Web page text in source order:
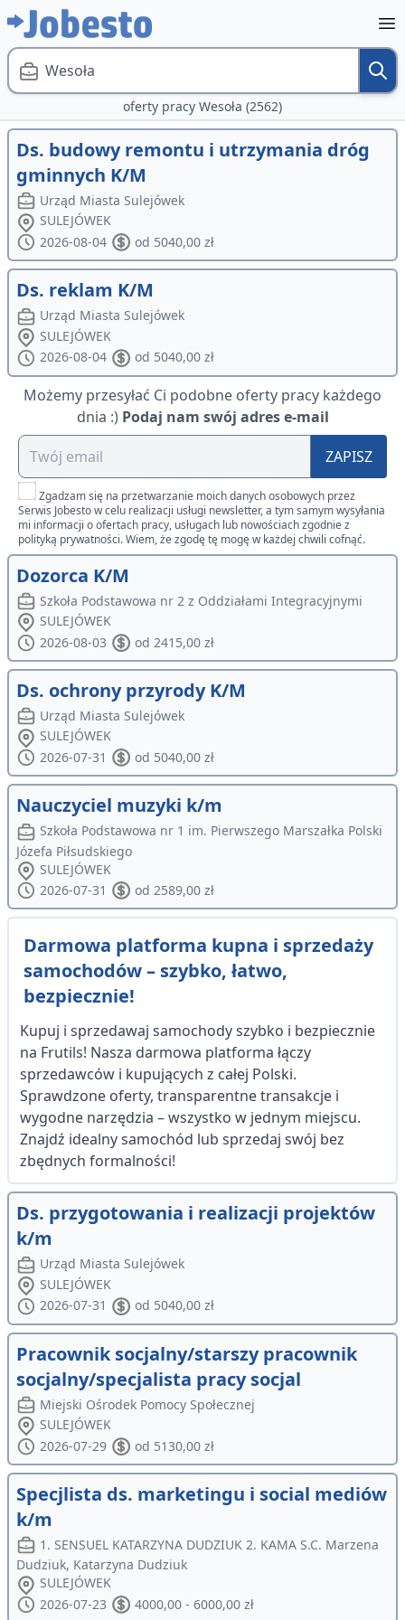
Wesoła
oferty pracy Wesoła (2562)
Ds. budowy remontu i utrzymania dróg
gminnych K/M
Urząd Miasta Sulejówek
SULEJÓWEK
2026-08-04
od 5040,00 zł
Ds. reklam K/M
Urząd Miasta Sulejówek
SULEJÓWEK
2026-08-04
od 5040,00 zł
Możemy przesyłać Ci podobne oferty pracy każdego
dnia :) Podaj nam swój adres e-mail
ZAPISZ
Zgadzam się na przetwarzanie moich danych osobowych przez
Serwis Jobesto w celu realizacji usługi newsletter, a tym samym wysyłania
mi informacji o ofertach pracy, usługach lub nowościach zgodnie z
polityką prywatności. Wiem, że zgodę tę mogę w każdej chwili cofnąć.
Dozorca K/M
Szkoła Podstawowa nr 2 z Oddziałami Integracyjnymi
SULEJÓWEK
2026-08-03
od 2415,00 zł
Ds. ochrony przyrody K/M
Urząd Miasta Sulejówek
SULEJÓWEK
2026-07-31
od 5040,00 zł
Nauczyciel muzyki k/m
Szkoła Podstawowa nr 1 im. Pierwszego Marszałka Polski
Józefa Piłsudskiego
SULEJÓWEK
2026-07-31
od 2589,00 zł
Darmowa platforma kupna i sprzedaży
samochodów – szybko, łatwo,
bezpiecznie!
Kupuj i sprzedawaj samochody szybko i bezpiecznie
na Frutils! Nasza darmowa platforma łączy
sprzedawców i kupujących z całej Polski.
Sprawdzone oferty, transparentne transakcje i
wygodne narzędzia – wszystko w jednym miejscu.
Znajdź idealny samochód lub sprzedaj swój bez
zbędnych formalności!
Ds. przygotowania i realizacji projektów
k/m
Urząd Miasta Sulejówek
SULEJÓWEK
2026-07-31
od 5040,00 zł
Pracownik socjalny/starszy pracownik
socjalny/specjalista pracy socjal
Miejski Ośrodek Pomocy Społecznej
SULEJÓWEK
2026-07-29
od 5130,00 zł
Specjlista ds. marketingu i social mediów
k/m
1. SENSUEL KATARZYNA DUDZIUK 2. KAMA S.C. Marzena
Dudziuk, Katarzyna Dudziuk
SULEJÓWEK
2026-07-23
4000,00 - 6000,00 zł